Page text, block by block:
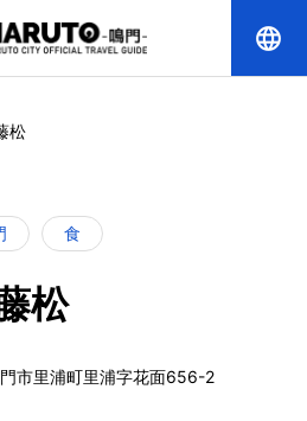
language
松
食
松
市里浦町里浦字花面656-2